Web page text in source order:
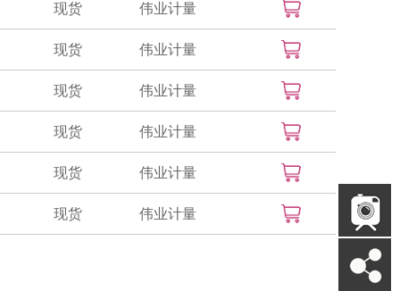
现货 伟业计量
现货 伟业计量
现货 伟业计量
现货 伟业计量
现货 伟业计量
现货 伟业计量